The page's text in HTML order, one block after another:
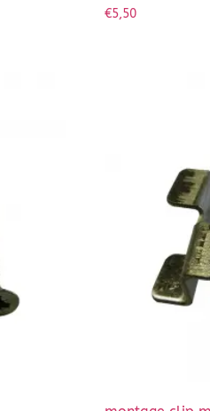
€5,50